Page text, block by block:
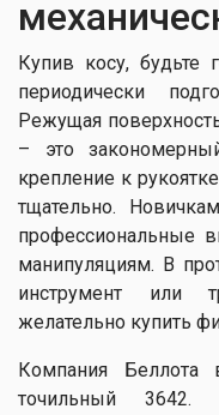
Купив косу, будьте
периодически
Режущая
– это
крепление к
тщательно.
профессиональные
манипуляциям. В
инструмент или
желательно купить
Компания Беллота
точильный